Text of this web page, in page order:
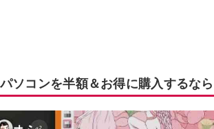
ソコンを半額＆お得に購入するな